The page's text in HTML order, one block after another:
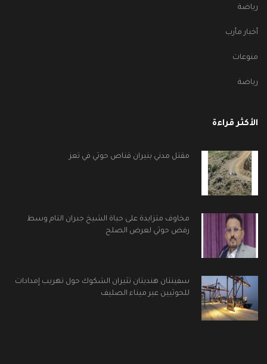
رياضة
أخبار مأرب
منوعات
رياضة
الأكثر قراءة
مقتل مدني بنيران قناص حوثي في تعز
مخاوف متزايدة على حياة الشيخ جبران التام وسط
رفض حوثي لعرض الصلح
سفينتان هنديتان تثيران الشكوك حول تهريب إمدادات
للحوثيين عبر ميناء الصليف